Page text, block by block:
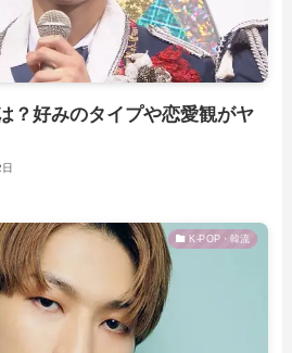
？好みのタイプや恋愛観がヤ
K-POP・韓流